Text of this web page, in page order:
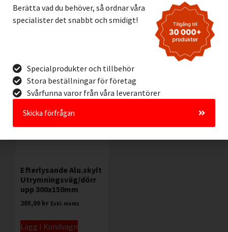
Lägg I Kundvagn
Lägg I Kundvagn
Offertförfrågan
Efterlysande Alu.skylt
Utrymningsväg/dörr
upp 300x150mm
205,00 kr Exkl. moms
Lägg I Kundvagn
Berätta vad du behöver, så ordnar våra
specialister det snabbt och smidigt!
Specialprodukter och tillbehör
Stora beställningar för företag
Svårfunna varor från våra leverantörer
Skicka förfrågan